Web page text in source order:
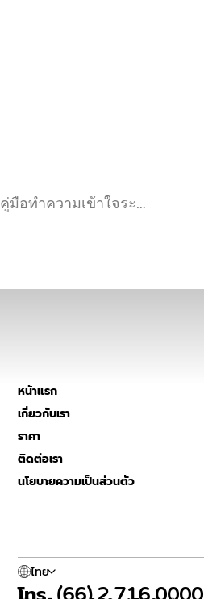
คู่มือทำความเข้าใจระ…
หน้าแรก
เกี่ยวกับเรา
ราคา
ติดต่อเรา
นโยบายความเป็นส่วนตัว
ไทย